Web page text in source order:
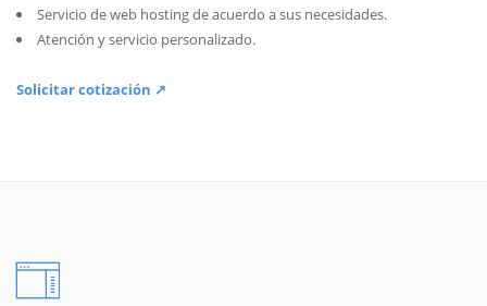
Servicio de web hosting de acuerdo a sus necesidades.
Atención y servicio personalizado.
Solicitar cotización ↗